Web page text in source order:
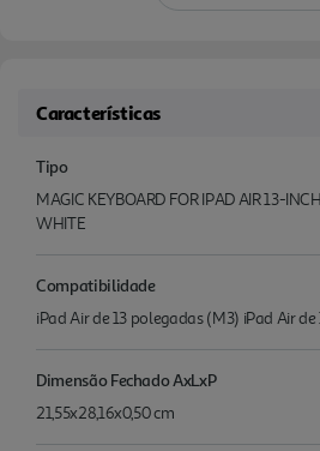
Características
Tipo
MAGIC KEYBOARD FOR IPAD AIR 13-
WHITE
Compatibilidade
iPad Air de 13 polegadas (M3) iPad Air
Dimensão Fechado AxLxP
21,55x28,16x0,50 cm